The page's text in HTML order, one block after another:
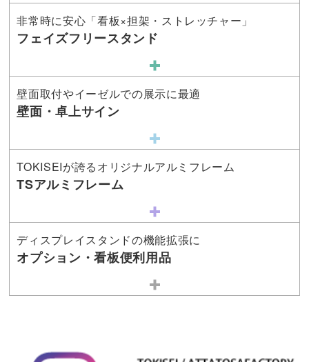
非常時に安心「看板×担架・ストレッチャー」
フェイズフリースタンド
壁面取付やイーゼルでの展示に最適
壁面・卓上サイン
TOKISEIが誇るオリジナルアルミフレーム
TSアルミフレーム
ディスプレイスタンドの機能拡張に
オプション・看板便利用品